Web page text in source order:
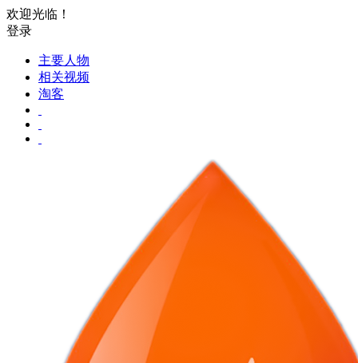
欢迎光临！
登录
主要人物
相关视频
淘客